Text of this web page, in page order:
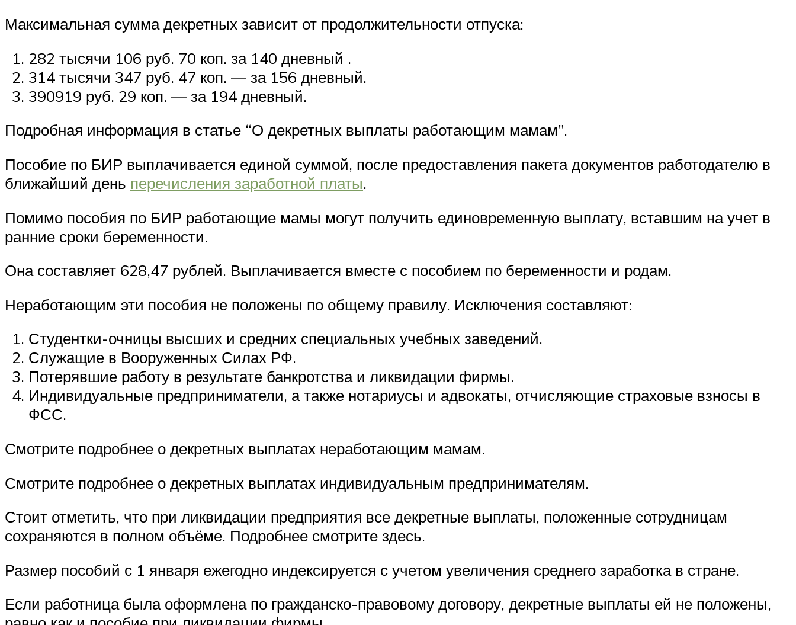
Максимальная сумма декретных зависит от продолжительности отпуска:
282 тысячи 106 руб. 70 коп. за 140 дневный .
314 тысячи 347 руб. 47 коп. — за 156 дневный.
390919 руб. 29 коп. — за 194 дневный.
Подробная информация в статье “О декретных выплаты работающим мамам”.
Пособие по БИР выплачивается единой суммой, после предоставления пакета документов работодателю в
ближайший день перечисления заработной платы.
Помимо пособия по БИР работающие мамы могут получить единовременную выплату, вставшим на учет в
ранние сроки беременности.
Она составляет 628,47 рублей. Выплачивается вместе с пособием по беременности и родам.
Неработающим эти пособия не положены по общему правилу. Исключения составляют:
Студентки-очницы высших и средних специальных учебных заведений.
Служащие в Вооруженных Силах РФ.
Потерявшие работу в результате банкротства и ликвидации фирмы.
Индивидуальные предприниматели, а также нотариусы и адвокаты, отчисляющие страховые взносы в
ФСС.
Смотрите подробнее о декретных выплатах неработающим мамам.
Смотрите подробнее о декретных выплатах индивидуальным предпринимателям.
Стоит отметить, что при ликвидации предприятия все декретные выплаты, положенные сотрудницам
сохраняются в полном объёме. Подробнее смотрите здесь.
Размер пособий с 1 января ежегодно индексируется с учетом увеличения среднего заработка в стране.
Если работница была оформлена по гражданско-правовому договору, декретные выплаты ей не положены,